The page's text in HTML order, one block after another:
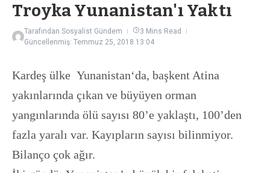
Troyka Yunanistan'ı Yaktı
Tarafından Sosyalist Gündem
3 Mins Read
Güncellenmiş: Temmuz 25, 2018 13:04
Kardeş ülke Yunanistan‘da, başkent Atina
yakınlarında çıkan ve büyüyen orman
yangınlarında ölü sayısı 80’e yaklaştı, 100’den
fazla yaralı var. Kayıpların sayısı bilinmiyor.
Bilanço çok ağır.